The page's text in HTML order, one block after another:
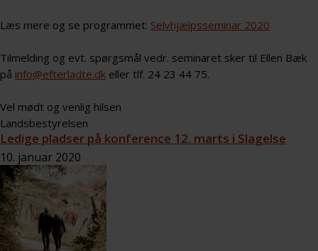
Læs mere og se programmet: Selvhjælpsseminar 2020
Tilmelding og evt. spørgsmål vedr. seminaret sker til Ellen Bæk
på info@efterladte.dk eller tlf. 24 23 44 75.
Vel mødt og venlig hilsen
Landsbestyrelsen
Ledige pladser på konference 12. marts i Slagelse
10. januar 2020